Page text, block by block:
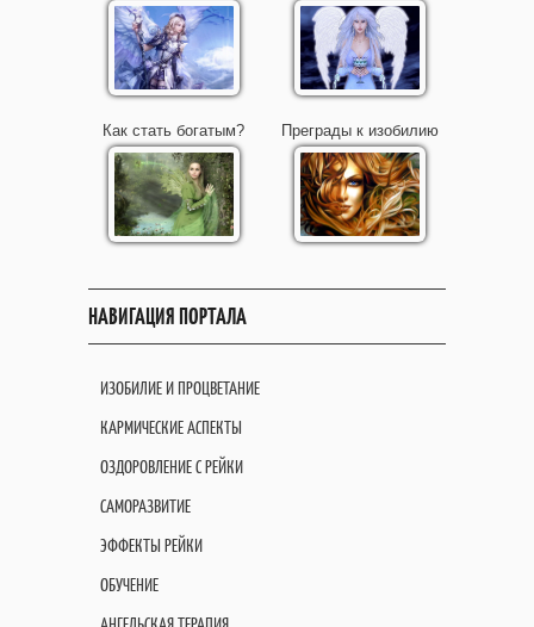
Как стать богатым? Преграды к изобилию
НАВИГАЦИЯ ПОРТАЛА
ИЗОБИЛИЕ И ПРОЦВЕТАНИЕ
КАРМИЧЕСКИЕ АСПЕКТЫ
ОЗДОРОВЛЕНИЕ С РЕЙКИ
САМОРАЗВИТИЕ
ЭФФЕКТЫ РЕЙКИ
ОБУЧЕНИЕ